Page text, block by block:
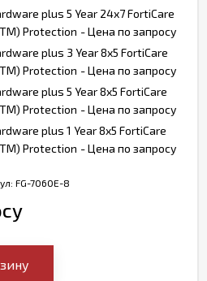
plus 5 Year 24x7 FortiCare
Protection - Цена по запросу
plus 3 Year 8x5 FortiCare
Protection - Цена по запросу
plus 5 Year 8x5 FortiCare
Protection - Цена по запросу
plus 1 Year 8x5 FortiCare
Protection - Цена по запросу
FG-7060E-8